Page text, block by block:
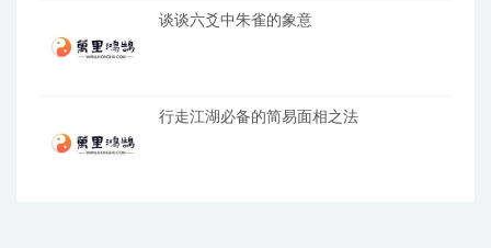
谈谈六爻中朱雀的象意
行走江湖必备的简易面相之法